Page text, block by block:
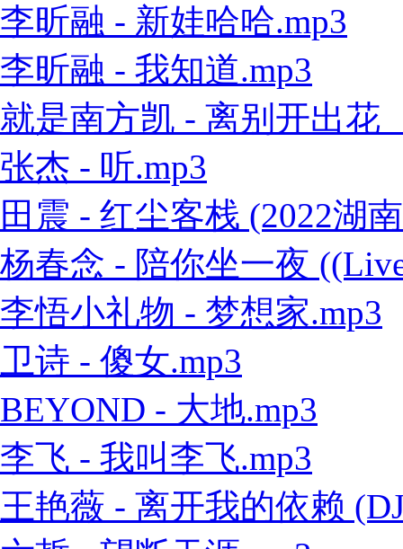
李昕融 - 新娃哈哈.mp3
李昕融 - 我知道.mp3
就是南方凯 - 离别开出花
张杰 - 听.mp3
田震 - 红尘客栈 (2022湖
杨春念 - 陪你坐一夜
李悟小礼物 - 梦想家.mp3
卫诗 - 傻女.mp3
BEYOND - 大地.mp3
李飞 - 我叫李飞.mp3
王艳薇 - 离开我的依赖